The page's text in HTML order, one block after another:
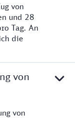
von
und 28
Tag. An
die
von
von